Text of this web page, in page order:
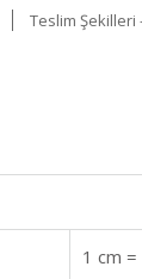
Teslim Şekilleri
1 cm =